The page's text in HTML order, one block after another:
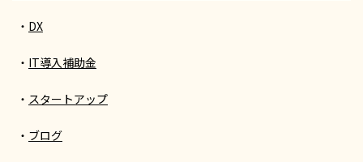
DX
IT導入補助金
スタートアップ
ブログ